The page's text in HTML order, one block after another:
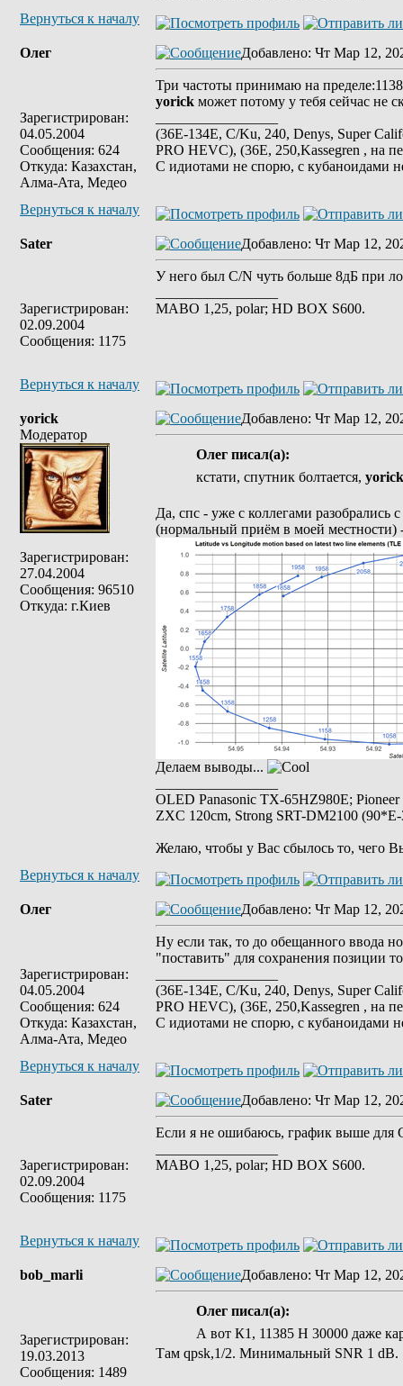
Вернуться к началу
Олег
Зарегистрирован:
04.05.2004
Сообщения: 624
Откуда: Казахстан,
Алма-Ата, Медео
Добавлено: Чт Мар 12,
Три частоты принимаю на
yorick может потому у тебя сейчас не
(36E-134E, C/Ku, 240, Denys, Super
PRO HEVC), (36E, 250,Kassegren , на
С идиотами не спорю, с кубаноидами
Вернуться к началу
Sater
Зарегистрирован:
02.09.2004
Сообщения: 1175
Добавлено: Чт Мар 12,
У него был C/N чуть больше 8дБ при
MABO 1,25, polar; HD BOX S600.
Вернуться к началу
yorick
Модератор
Зарегистрирован:
27.04.2004
Сообщения: 96510
Откуда: г.Киев
Добавлено: Чт Мар 12,
Олег писал(а):
кстати, спутник болтается, yorick
Да, спс - уже с коллегами
(нормальный приём в моей местности)
Делаем выводы...
OLED Panasonic TX-65HZ980E;
ZXC 120cm, Strong SRT-DM2100
Желаю, чтобы у Вас сбылось то, чего
Вернуться к началу
Олег
Зарегистрирован:
04.05.2004
Сообщения: 624
Откуда: Казахстан,
Алма-Ата, Медео
Добавлено: Чт Мар 12,
Ну если так, то до обещанного ввода
"поставить" для сохранения позиции
(36E-134E, C/Ku, 240, Denys, Super
PRO HEVC), (36E, 250,Kassegren , на
С идиотами не спорю, с кубаноидами
Вернуться к началу
Sater
Зарегистрирован:
02.09.2004
Сообщения: 1175
Добавлено: Чт Мар 12,
Если я не ошибаюсь, график выше для
MABO 1,25, polar; HD BOX S600.
Вернуться к началу
bob_marli
Зарегистрирован:
19.03.2013
Сообщения: 1489
Добавлено: Чт Мар 12,
Олег писал(а):
А вот К1, 11385 Н 30000 даже
Там qpsk,1/2. Минимальный SNR 1 dB.